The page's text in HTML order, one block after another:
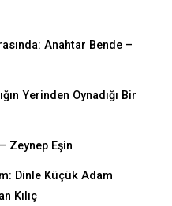
Anahtar Bende –
Yerinden Oynadığı Bir
Zeynep Eşin
Dinle Küçük Adam
Kılıç